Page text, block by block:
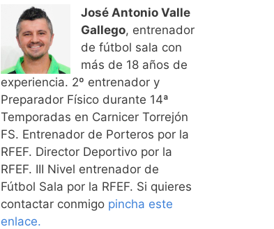
José Antonio Valle
Gallego, entrenador
de fútbol sala con
más de 18 años de
experiencia. 2º entrenador y
Preparador Físico durante 14ª
Temporadas en Carnicer Torrejón
FS. Entrenador de Porteros por la
RFEF. Director Deportivo por la
RFEF. III Nivel entrenador de
Fútbol Sala por la RFEF. Si quieres
contactar conmigo pincha este
enlace.